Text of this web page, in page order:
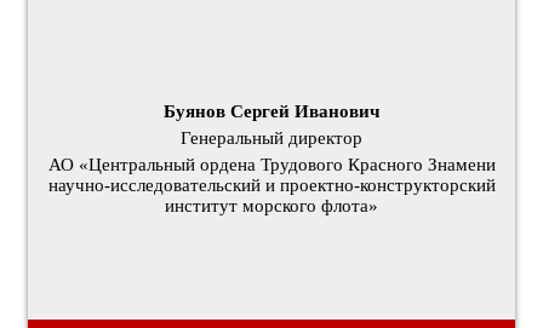
Буянов Сергей Иванович
Генеральный директор
АО «Центральный ордена Трудового Красного Знамени
научно-исследовательский и проектно-конструкторский
институт морского флота»